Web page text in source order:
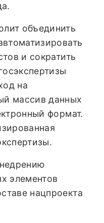
объединить
и сократить
на
массив данных
формат.
элементов
нацпроекта